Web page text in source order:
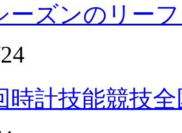
ーズンのリー
時計技能競技